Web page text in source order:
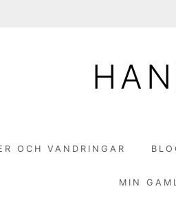
OCH VANDRINGAR
MIN